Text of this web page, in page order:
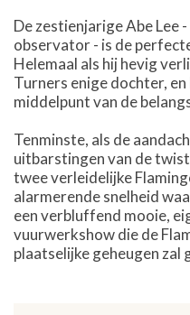
De zestienjarige Abe Lee
observator - is de
Helemaal als hij hevig
Turners enige dochter,
middelpunt van de
Tenminste, als de
uitbarstingen van de
twee verleidelijke
alarmerende snelheid
een verbluffend mooie,
vuurwerkshow die de
plaatselijke geheugen zal